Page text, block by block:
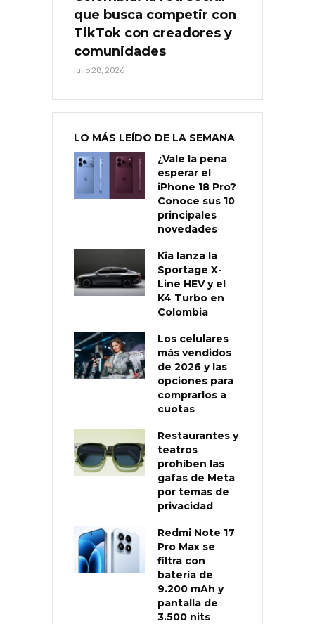
que busca competir con
TikTok con creadores y
comunidades
julio 28, 2026
LO MÁS LEÍDO DE LA SEMANA
¿Vale la pena
esperar el
iPhone 18 Pro?
Conoce sus 10
principales
novedades
Kia lanza la
Sportage X-
Line HEV y el
K4 Turbo en
Colombia
Los celulares
más vendidos
de 2026 y las
opciones para
comprarlos a
cuotas
Restaurantes y
teatros
prohíben las
gafas de Meta
por temas de
privacidad
Redmi Note 17
Pro Max se
filtra con
batería de
9.200 mAh y
pantalla de
3.500 nits